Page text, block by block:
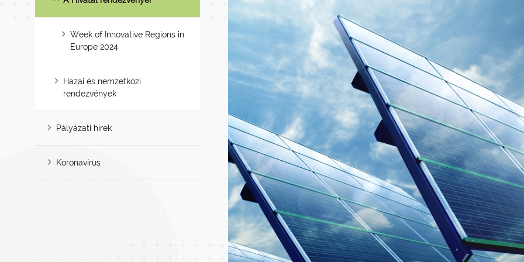
Week of Innovative Regions in
Europe 2024
Hazai és nemzetközi
rendezvények
Pályázati hírek
Koronavírus